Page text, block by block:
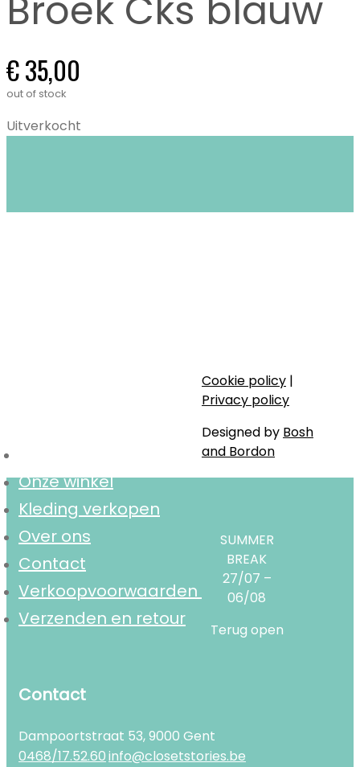
Broek Cks blauw
€35,00
out of stock
Uitverkocht
Onze winkel
Kleding verkopen
Over ons
Contact
Verkoopvoorwaarden
Verzenden en retour
Contact
Dampoortstraat 53, 9000 Gent
0468/17.52.60info@closetstories.be
Cookie policy |
Privacy policy
Designed by Bosh
and Bordon
SUMMER
BREAK
27/07 –
06/08
Terug open